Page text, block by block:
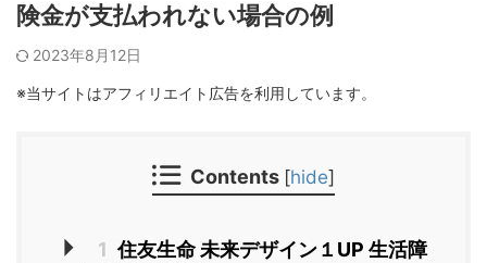
険金が支払われない場合の例
2023年8月12日
※当サイトはアフィリエイト広告を利用しています。
Contents [hide]
1 住友生命 未来デザイン１UP 生活障